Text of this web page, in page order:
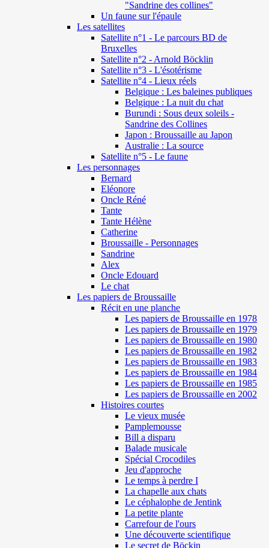
"Sandrine des collines"
Un faune sur l'épaule
Les satellites
Satellite n°1 - Le parcours BD de
Bruxelles
Satellite n°2 - Arnold Böcklin
Satellite n°3 - L'ésotérisme
Satellite n°4 - Lieux réels
Belgique : Les baleines publiques
Belgique : La nuit du chat
Burundi : Sous deux soleils -
Sandrine des Collines
Japon : Broussaille au Japon
Australie : La source
Satellite n°5 - Le faune
Les personnages
Bernard
Eléonore
Oncle Réné
Tante
Tante Hélène
Catherine
Broussaille - Personnages
Sandrine
Alex
Oncle Edouard
Le chat
Les papiers de Broussaille
Récit en une planche
Les papiers de Broussaille en 1978
Les papiers de Broussaille en 1979
Les papiers de Broussaille en 1980
Les papiers de Broussaille en 1982
Les papiers de Broussaille en 1983
Les papiers de Broussaille en 1984
Les papiers de Broussaille en 1985
Les papiers de Broussaille en 2002
Histoires courtes
Le vieux musée
Pamplemousse
Bill a disparu
Balade musicale
Spécial Crocodiles
Jeu d'approche
Le temps à perdre I
La chapelle aux chats
Le céphalophe de Jentink
La petite plante
Carrefour de l'ours
Une découverte scientifique
Le secret de Böckin